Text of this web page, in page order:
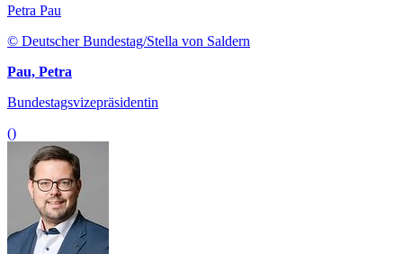
Petra Pau
© Deutscher Bundestag/Stella von Saldern
Pau, Petra
Bundestagsvizepräsidentin
()